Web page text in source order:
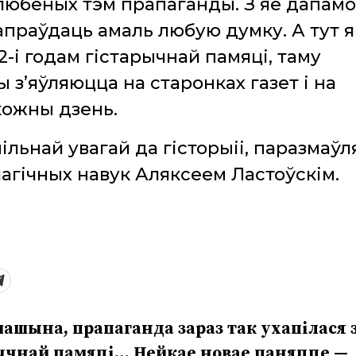
тэм прапаганды. З яе
амаль любую думку. А тут
і годам гістарычнай памяці, таму
на старонках газет і на
дзень.
увагай да гісторыіі,
навук Аляксеем Ластоўскім.
прапаганда зараз так ухапілася